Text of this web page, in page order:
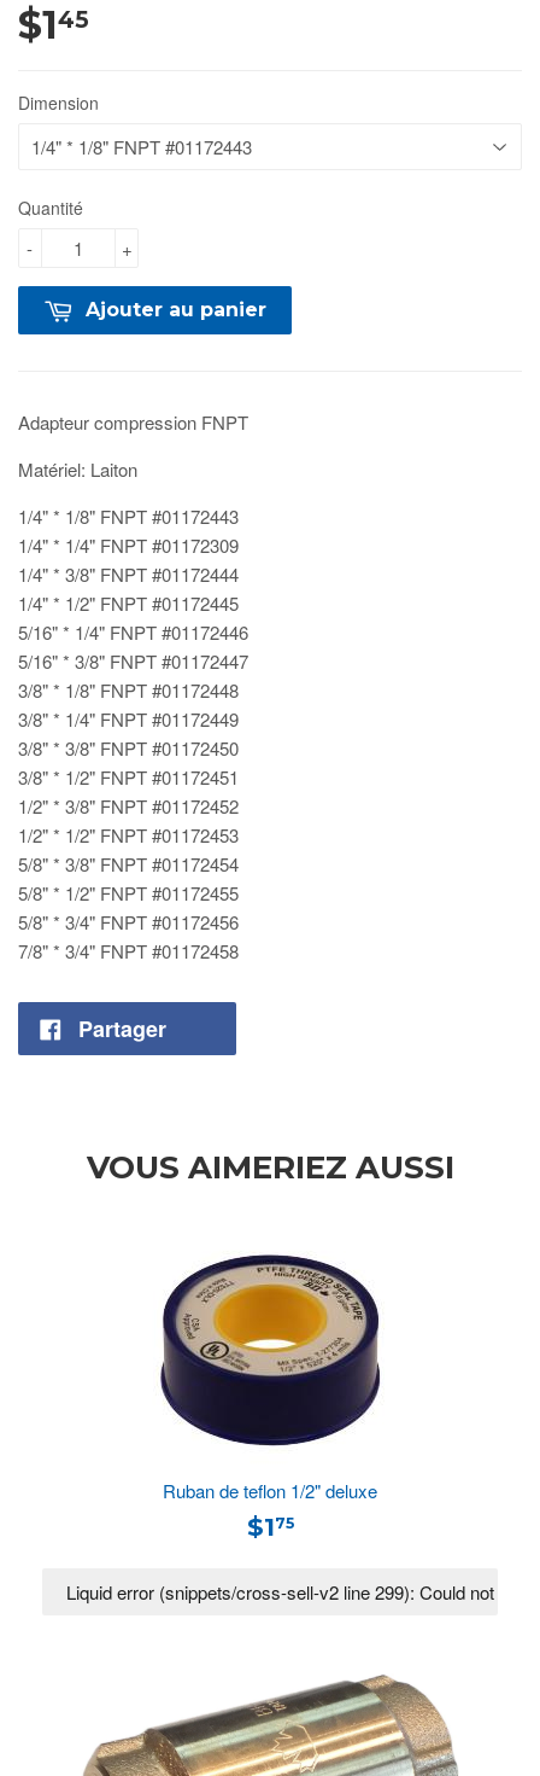
$145
Dimension
Quantité
+
-
Ajouter au panier
Adapteur compression FNPT
Matériel: Laiton
1/4" * 1/8" FNPT #01172443
1/4" * 1/4" FNPT #01172309
1/4" * 3/8" FNPT #01172444
1/4" * 1/2" FNPT #01172445
5/16" * 1/4" FNPT #01172446
5/16" * 3/8" FNPT #01172447
3/8" * 1/8" FNPT #01172448
3/8" * 1/4" FNPT #01172449
3/8" * 3/8" FNPT #01172450
3/8" * 1/2" FNPT #01172451
1/2" * 3/8" FNPT #01172452
1/2" * 1/2" FNPT #01172453
5/8" * 3/8" FNPT #01172454
5/8" * 1/2" FNPT #01172455
5/8" * 3/4" FNPT #01172456
7/8" * 3/4" FNPT #01172458
Partager
VOUS AIMERIEZ AUSSI
Ruban de teflon 1/2" deluxe
$175